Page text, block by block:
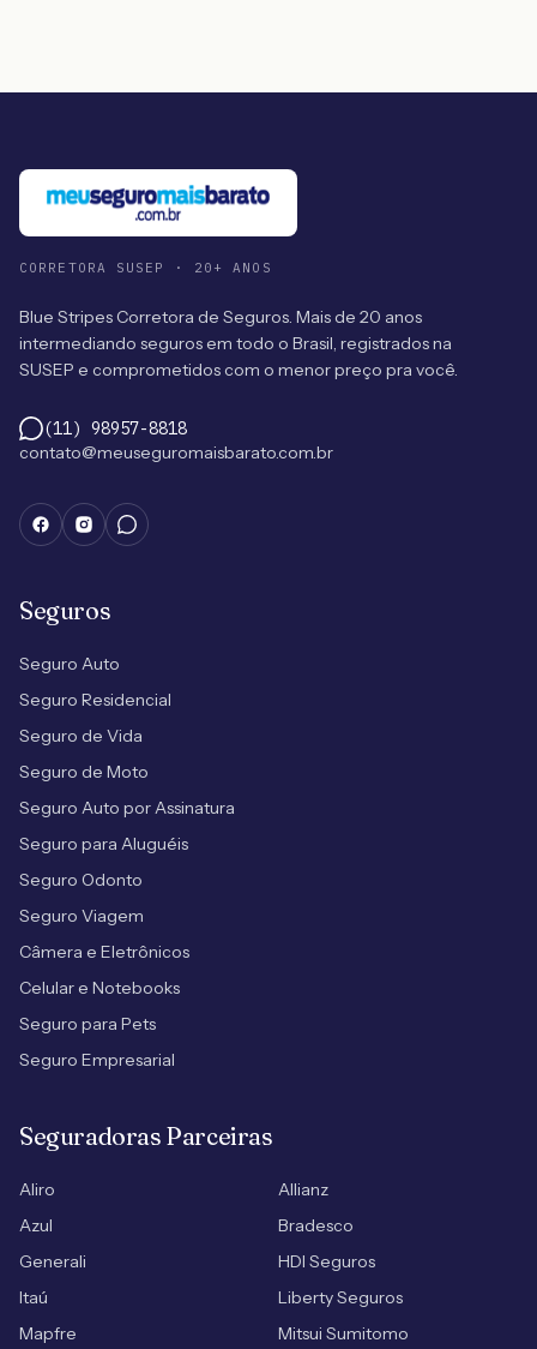
CORRETORA SUSEP · 20+ ANOS
Blue Stripes Corretora de Seguros. Mais de 20 anos
intermediando seguros em todo o Brasil, registrados na
SUSEP e comprometidos com o menor preço pra você.
(11) 98957-8818
contato@meuseguromaisbarato.com.br
Seguros
Seguro Auto
Seguro Residencial
Seguro de Vida
Seguro de Moto
Seguro Auto por Assinatura
Seguro para Aluguéis
Seguro Odonto
Seguro Viagem
Câmera e Eletrônicos
Celular e Notebooks
Seguro para Pets
Seguro Empresarial
Seguradoras Parceiras
Aliro
Allianz
Azul
Bradesco
Generali
HDI Seguros
Itaú
Liberty Seguros
Mapfre
Mitsui Sumitomo